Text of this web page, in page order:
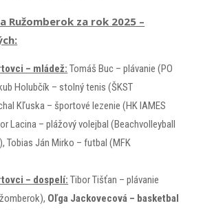
Ružomberok za rok 2025 –
– mládež: Tomáš Buc – plávanie (PO
Holubčík – stolný tenis (ŠKST
Kľuska – športové lezenie (HK IAMES
Lacina – plážový volejbal (Beachvolleyball
Tobias Ján Mirko – futbal (MFK
– dospelí: Tibor Tišťan – plávanie
Oľga Jackovecová – basketbal